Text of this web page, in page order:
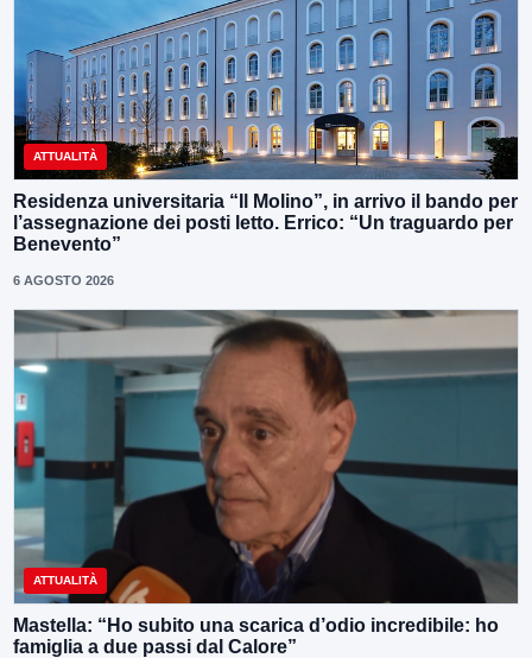
ATTUALITÀ
Residenza universitaria “Il Molino”, in arrivo il bando per
l’assegnazione dei posti letto. Errico: “Un traguardo per
Benevento”
6 AGOSTO 2026
ATTUALITÀ
Mastella: “Ho subito una scarica d’odio incredibile: ho
famiglia a due passi dal Calore”